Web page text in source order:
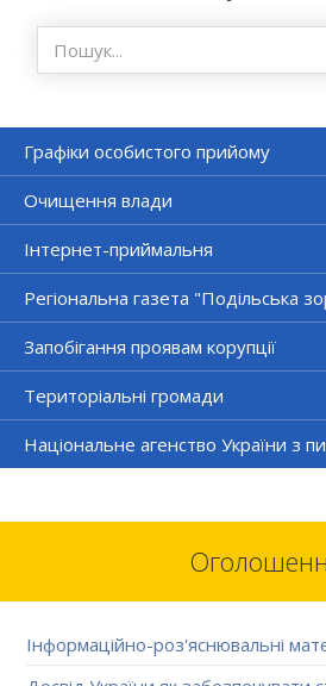
Графіки особистого прийому
Очищення влади
Інтернет-приймальня
Регіональна газета "Подільська
Запобігання проявам корупції
Територіальні громади
Національне агенство України з
Інформаційно-роз'яснювальні